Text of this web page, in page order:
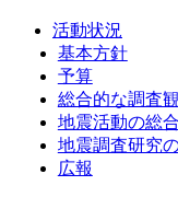
活動状況
基本方針
予算
総合的な調査
地震活動の総
地震調査研究
広報